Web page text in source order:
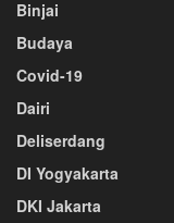
Binjai
Budaya
Covid-19
Dairi
Deliserdang
DI Yogyakarta
DKI Jakarta